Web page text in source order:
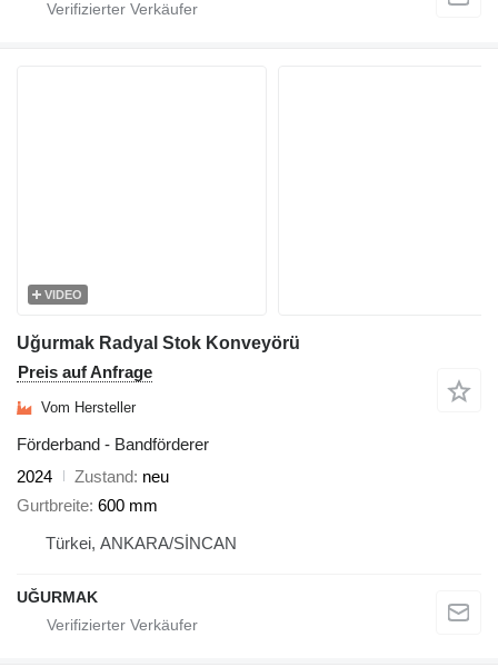
VIDEO
Uğurmak Radyal Stok Konveyörü
Preis auf Anfrage
Vom Hersteller
Förderband - Bandförderer
2024
Zustand neu
Gurtbreite 600 mm
Türkei, ANKARA/SİNCAN
UĞURMAK